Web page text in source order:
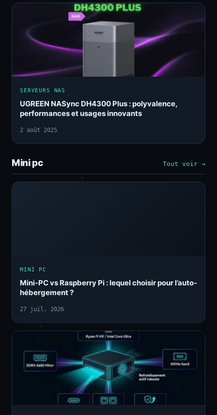
SERVEURS NAS
UGREEN NASync DH4300 Plus : polyvalence,
performances et usages innovants
2 août 2025
Mini pc Tout voir →
MINI PC
Mini-PC vs Raspberry Pi : lequel choisir pour l’auto-
hébergement ?
27 juil. 2026